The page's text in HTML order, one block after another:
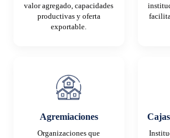
valor agregado, capacidades
productivas y oferta
exportable.
Agremiaciones
Organizaciones que